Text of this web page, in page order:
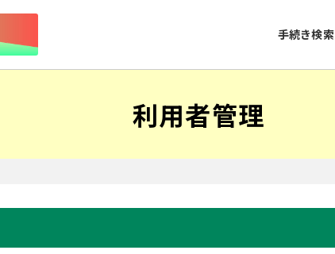
手続き検索
利用者管理